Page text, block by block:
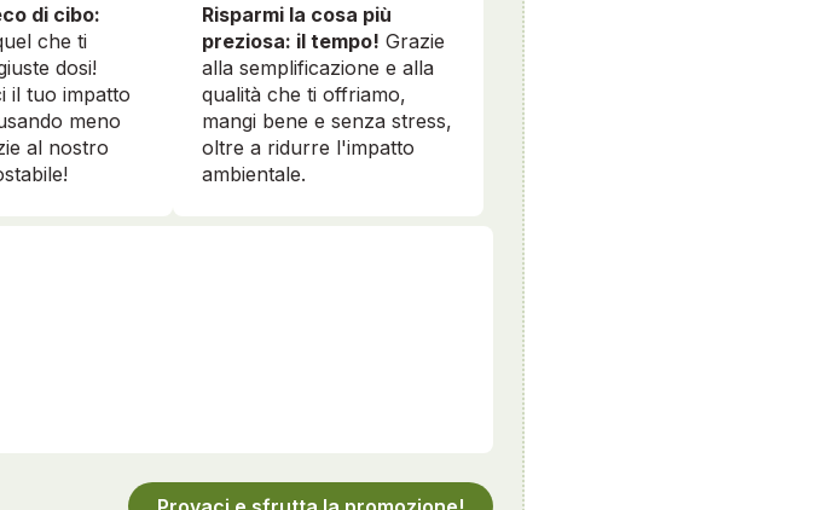
di cibo:
che ti
dosi!
il tuo impatto
meno
al nostro
Risparmi la cosa più
preziosa: il tempo! Grazie
alla semplificazione e alla
qualità che ti offriamo,
mangi bene e senza stress,
oltre a ridurre l'impatto
ambientale.